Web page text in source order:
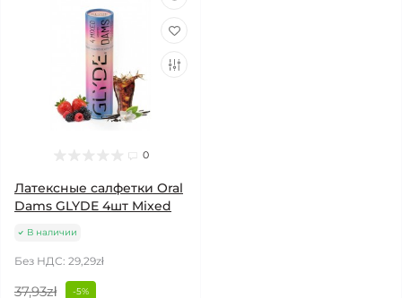
0
Латексные салфетки Oral
Dams GLYDE 4шт Mixed
В наличии
Без НДС: 29,29zł
37,93zł -5%